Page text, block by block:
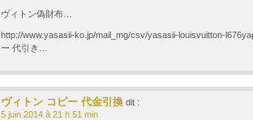
ヴィトン偽財布…
http://www.yasasii-ko.jp/mail_mg/csv/yasasii-louisvuitton-
ー 代引き…
ヴィトン コピー 代金引換 dit :
5 juin 2014 à 21 h 51 min